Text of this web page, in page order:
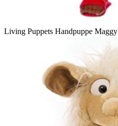
Living Puppets Handpuppe Maggy